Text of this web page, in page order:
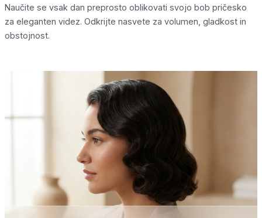
Naučite se vsak dan preprosto oblikovati svojo bob pričesko
za eleganten videz. Odkrijte nasvete za volumen, gladkost in
obstojnost.